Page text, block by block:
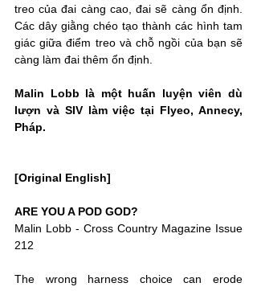
treo của đai càng cao, đai sẽ càng ổn định.
Các dây giằng chéo tạo thành các hình tam
giác giữa điểm treo và chỗ ngồi của bạn sẽ
càng làm đai thêm ổn định.
Malin Lobb là một huấn luyện viên dù
lượn và SIV làm việc tại Flyeo, Annecy,
Pháp.
[Original English]
ARE YOU A POD GOD?
Malin Lobb - Cross Country Magazine Issue
212
The wrong harness choice can erode